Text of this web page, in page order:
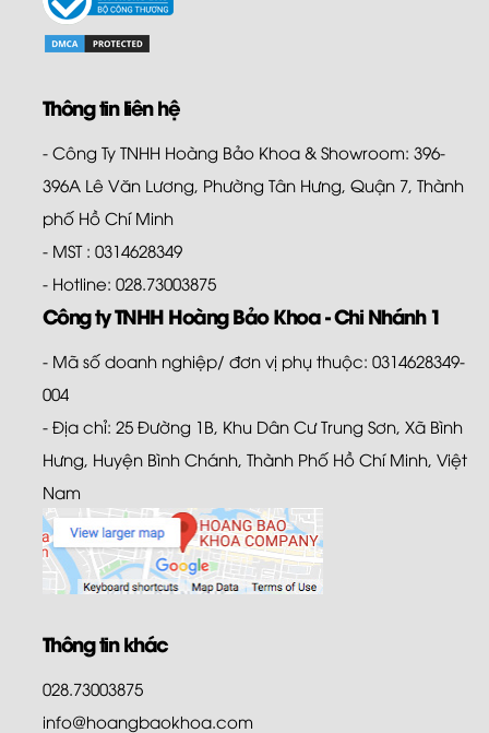
Thông tin liên hệ
- Công Ty TNHH Hoàng Bảo Khoa & Showroom: 396-
396A Lê Văn Lương, Phường Tân Hưng, Quận 7, Thành
phố Hồ Chí Minh
- MST : 0314628349
- Hotline: 028.73003875
Công ty TNHH Hoàng Bảo Khoa - Chi Nhánh 1
- Mã số doanh nghiệp/ đơn vị phụ thuộc: 0314628349-
004
- Địa chỉ: 25 Đường 1B, Khu Dân Cư Trung Sơn, Xã Bình
Hưng, Huyện Bình Chánh, Thành Phố Hồ Chí Minh, Việt
Nam
Thông tin khác
028.73003875
info@hoangbaokhoa.com